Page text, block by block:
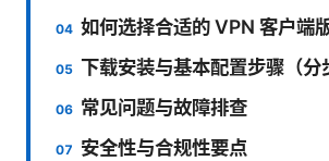
如何选择合适的 VPN 客户端
下载安装与基本配置步骤（分
常见问题与故障排查
安全性与合规性要点